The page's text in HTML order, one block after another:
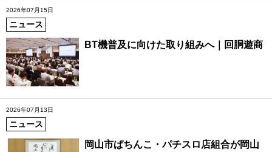
2026年07月15日
ニュース
BT機普及に向けた取り組みへ｜回胴遊商
2026年07月13日
ニュース
岡山市ぱちんこ・パチスロ店組合が岡山